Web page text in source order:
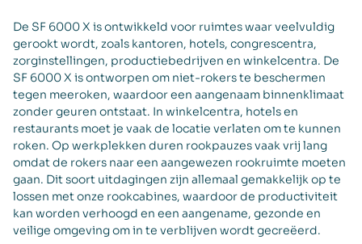
De SF 6000 X is ontwikkeld voor ruimtes waar veelvuldig
gerookt wordt, zoals kantoren, hotels, congrescentra,
zorginstellingen, productiebedrijven en winkelcentra. De
SF 6000 X is ontworpen om niet-rokers te beschermen
tegen meeroken, waardoor een aangenaam binnenklimaat
zonder geuren ontstaat. In winkelcentra, hotels en
restaurants moet je vaak de locatie verlaten om te kunnen
roken. Op werkplekken duren rookpauzes vaak vrij lang
omdat de rokers naar een aangewezen rookruimte moeten
gaan. Dit soort uitdagingen zijn allemaal gemakkelijk op te
lossen met onze rookcabines, waardoor de productiviteit
kan worden verhoogd en een aangename, gezonde en
veilige omgeving om in te verblijven wordt gecreëerd.